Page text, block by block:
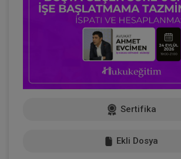
Sertifika
Ekli Dosya